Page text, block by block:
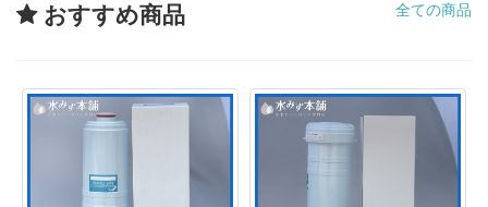
おすすめ商品 全ての商品